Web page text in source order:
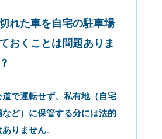
れた車を自宅の駐車場
おくことは問題ありま
道で運転せず、私有地（自宅
ど）に保管する分には法的
りません。